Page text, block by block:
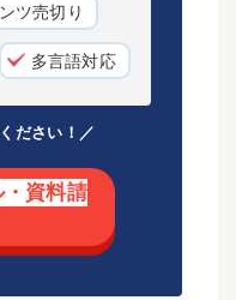
ツ売切り
多言語対応
ださい！／
資料請